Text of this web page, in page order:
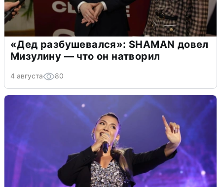
«Дед разбушевался»: SHAMAN довел
Мизулину — что он натворил
4 августа 80